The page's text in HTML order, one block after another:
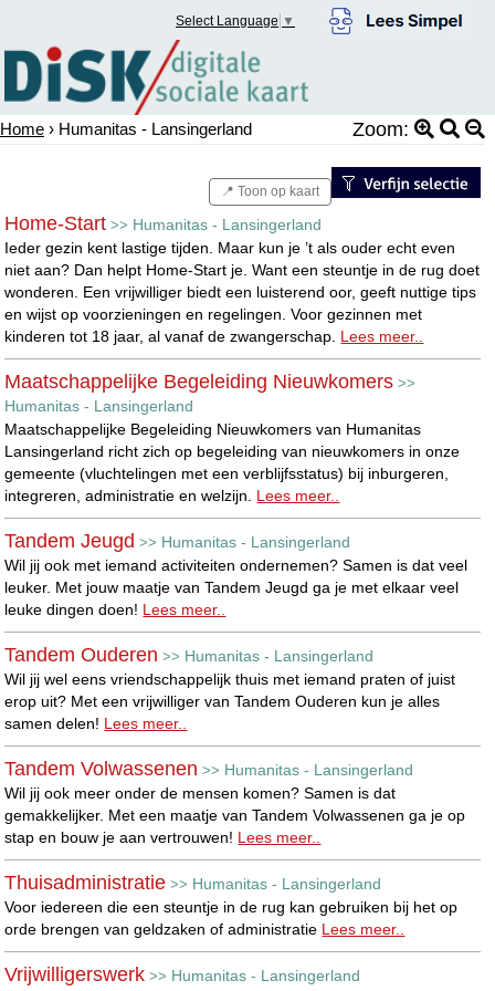
Select Language ▼
Home › Humanitas - Lansingerland Zoom:
📍 Toon op kaart
Home-Start >> Humanitas - Lansingerland
Ieder gezin kent lastige tijden. Maar kun je ’t als ouder echt even
niet aan? Dan helpt Home-Start je. Want een steuntje in de rug doet
wonderen. Een vrijwilliger biedt een luisterend oor, geeft nuttige tips
en wijst op voorzieningen en regelingen. Voor gezinnen met
kinderen tot 18 jaar, al vanaf de zwangerschap. Lees meer..
Maatschappelijke Begeleiding Nieuwkomers >>
Humanitas - Lansingerland
Maatschappelijke Begeleiding Nieuwkomers van Humanitas
Lansingerland richt zich op begeleiding van nieuwkomers in onze
gemeente (vluchtelingen met een verblijfsstatus) bij inburgeren,
integreren, administratie en welzijn. Lees meer..
Tandem Jeugd >> Humanitas - Lansingerland
Wil jij ook met iemand activiteiten ondernemen? Samen is dat veel
leuker. Met jouw maatje van Tandem Jeugd ga je met elkaar veel
leuke dingen doen! Lees meer..
Tandem Ouderen >> Humanitas - Lansingerland
Wil jij wel eens vriendschappelijk thuis met iemand praten of juist
erop uit? Met een vrijwilliger van Tandem Ouderen kun je alles
samen delen! Lees meer..
Tandem Volwassenen >> Humanitas - Lansingerland
Wil jij ook meer onder de mensen komen? Samen is dat
gemakkelijker. Met een maatje van Tandem Volwassenen ga je op
stap en bouw je aan vertrouwen! Lees meer..
Thuisadministratie >> Humanitas - Lansingerland
Voor iedereen die een steuntje in de rug kan gebruiken bij het op
orde brengen van geldzaken of administratie Lees meer..
Vrijwilligerswerk >> Humanitas - Lansingerland